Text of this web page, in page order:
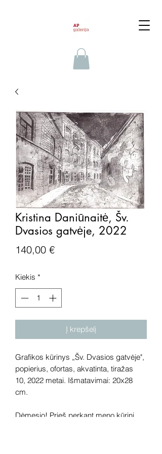
Kristina Daniūnaitė, Šv.
Dvasios gatvėje, 2022
140,00 €Price
Kiekis *
Į krepšelį
Grafikos kūrinys „Šv. Dvasios gatvėje",
popierius, ofortas, akvatinta, tiražas
10, 2022 metai. Išmatavimai: 20x28
cm.
Dėmesio! Prieš perkant meno kūrinį